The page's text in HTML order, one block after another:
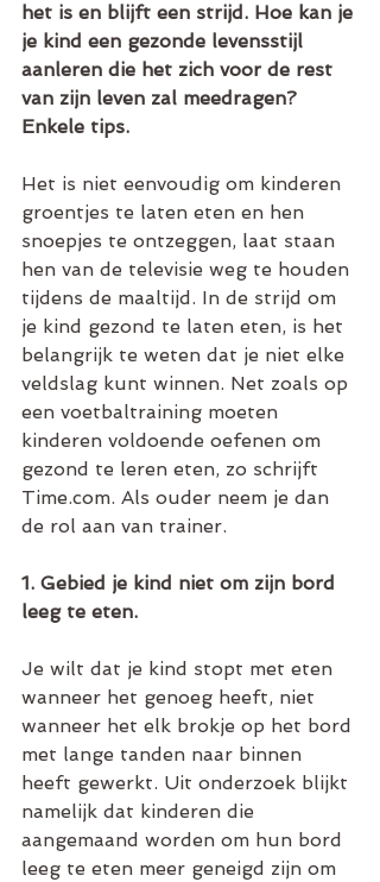
het is en blijft een strijd. Hoe kan je
je kind een gezonde levensstijl
aanleren die het zich voor de rest
van zijn leven zal meedragen?
Enkele tips.
Het is niet eenvoudig om kinderen
groentjes te laten eten en hen
snoepjes te ontzeggen, laat staan
hen van de televisie weg te houden
tijdens de maaltijd. In de strijd om
je kind gezond te laten eten, is het
belangrijk te weten dat je niet elke
veldslag kunt winnen. Net zoals op
een voetbaltraining moeten
kinderen voldoende oefenen om
gezond te leren eten, zo schrijft
Time.com. Als ouder neem je dan
de rol aan van trainer.
1. Gebied je kind niet om zijn bord
leeg te eten.
Je wilt dat je kind stopt met eten
wanneer het genoeg heeft, niet
wanneer het elk brokje op het bord
met lange tanden naar binnen
heeft gewerkt. Uit onderzoek blijkt
namelijk dat kinderen die
aangemaand worden om hun bord
leeg te eten meer geneigd zijn om